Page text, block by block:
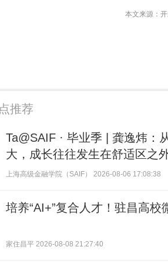
本文来源：
推荐
Ta@SAIF · 毕业季 | 龚逸炜：
大，成长往往发生在舒适区之
上海高级金融学院（SAIF） 2026-08-06 17:08:38
培养“AI+”复合人才！驻昌高校
家住昌平 2026-08-08 21:27:40